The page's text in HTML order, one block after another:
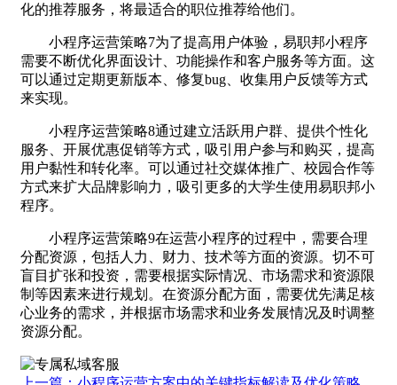
化的推荐服务，将最适合的职位推荐给他们。
小程序运营策略7为了提高用户体验，易职邦小程序
需要不断优化界面设计、功能操作和客户服务等方面。这
可以通过定期更新版本、修复bug、收集用户反馈等方式
来实现。
小程序运营策略8通过建立活跃用户群、提供个性化
服务、开展优惠促销等方式，吸引用户参与和购买，提高
用户黏性和转化率。可以通过社交媒体推广、校园合作等
方式来扩大品牌影响力，吸引更多的大学生使用易职邦小
程序。
小程序运营策略9在运营小程序的过程中，需要合理
分配资源，包括人力、财力、技术等方面的资源。切不可
盲目扩张和投资，需要根据实际情况、市场需求和资源限
制等因素来进行规划。在资源分配方面，需要优先满足核
心业务的需求，并根据市场需求和业务发展情况及时调整
资源分配。